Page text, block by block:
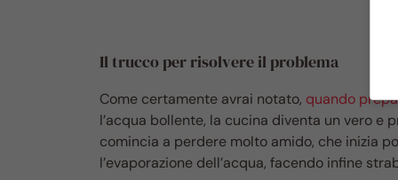
Il trucco per risolvere il problema
Come certamente avrai notato, quando
l’acqua bollente, la cucina diventa un vero
comincia a perdere molto amido, che inizia
l’evaporazione dell’acqua, facendo infine